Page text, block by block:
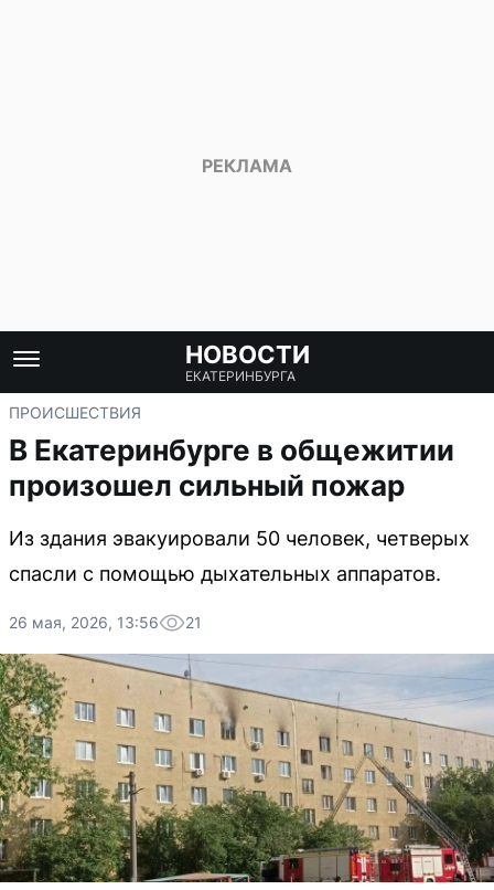
НОВОСТИ
ЕКАТЕРИНБУРГА
ПРОИСШЕСТВИЯ
В Екатеринбурге в общежитии
произошел сильный пожар
Из здания эвакуировали 50 человек, четверых
спасли с помощью дыхательных аппаратов.
26 мая, 2026, 13:56 21